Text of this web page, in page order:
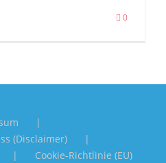
0
(Disclaimer)
Cookie-Richtlinie (EU)